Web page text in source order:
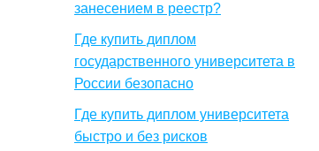
занесением в реестр?
Где купить диплом
государственного университета в
России безопасно
Где купить диплом университета
быстро и без рисков